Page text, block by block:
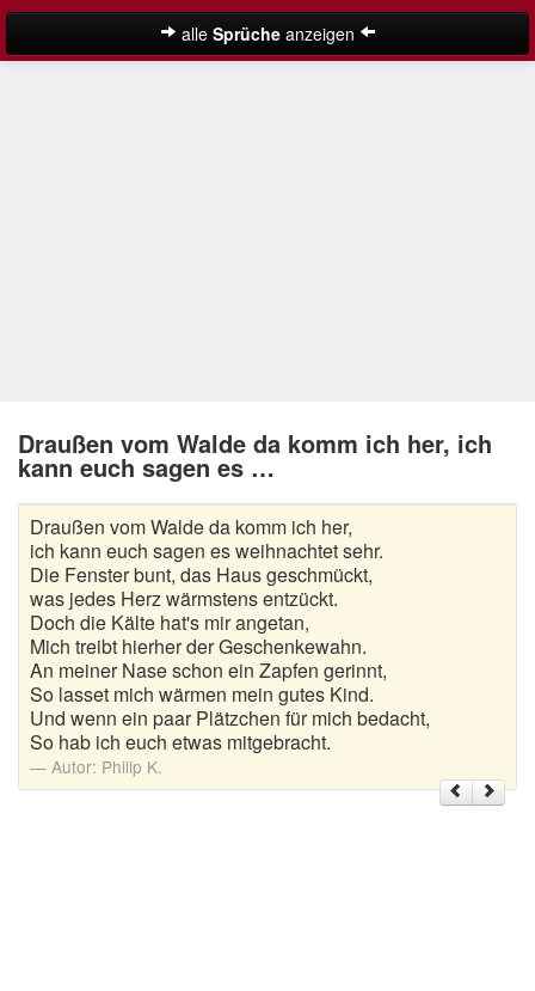
alle Sprücheanzeigen
Nikolaus Sprüche
Schöne Weihnachtssprüche
Weihnachtsgedichte
Weihnachtsgrüße
Weihnachtssprüche für Karten
Weihnachtssprüche für Kinder
Weihnachtssprüche geschäftlich
Weihnachtswünsche
Draußen vom Walde da komm ich her, ich
kann euch sagen es …
Draußen vom Walde da komm ich her,
ich kann euch sagen es weihnachtet sehr.
Die Fenster bunt, das Haus geschmückt,
was jedes Herz wärmstens entzückt.
Doch die Kälte hat's mir angetan,
Mich treibt hierher der Geschenkewahn.
An meiner Nase schon ein Zapfen gerinnt,
So lasset mich wärmen mein gutes Kind.
Und wenn ein paar Plätzchen für mich bedacht,
So hab ich euch etwas mitgebracht.
Autor: Philip K.